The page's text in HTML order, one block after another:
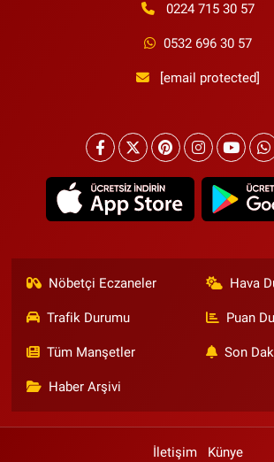
0224 715 30 57
0532 696 30 57
[email protected]
Nöbetçi Eczaneler Hava
Trafik Durumu Puan
Tüm Manşetler Son
Haber Arşivi
İletişim Künye